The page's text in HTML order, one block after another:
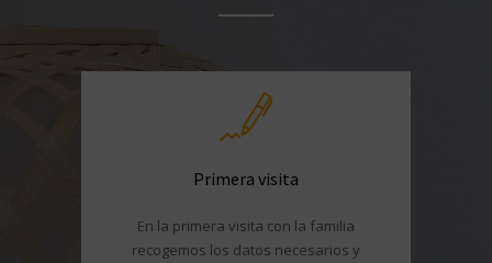
Primera visita
En la primera visita con la familia
recogemos los datos necesarios y